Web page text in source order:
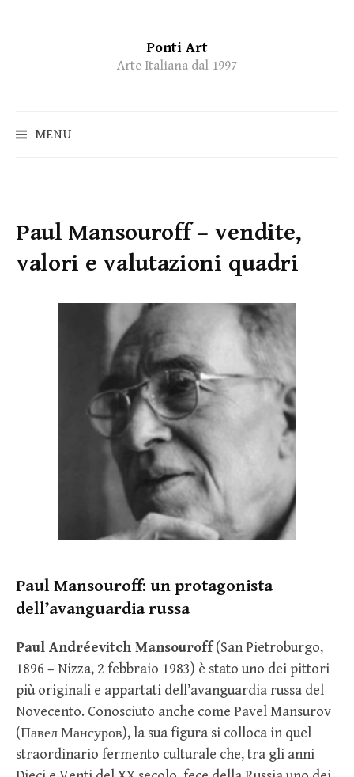
Ponti Art
Arte Italiana dal 1997
MENU
Paul Mansouroff – vendite,
valori e valutazioni quadri
Paul Mansouroff: un protagonista
dell’avanguardia russa
Paul Andréevitch Mansouroff(San Pietroburgo,
1896 – Nizza, 2 febbraio 1983) è stato uno dei pittori
più originali e appartati dell’avanguardia russa del
Novecento. Conosciuto anche come Pavel Mansurov
(Павел Мансуров), la sua figura si colloca in quel
straordinario fermento culturale che, tra gli anni